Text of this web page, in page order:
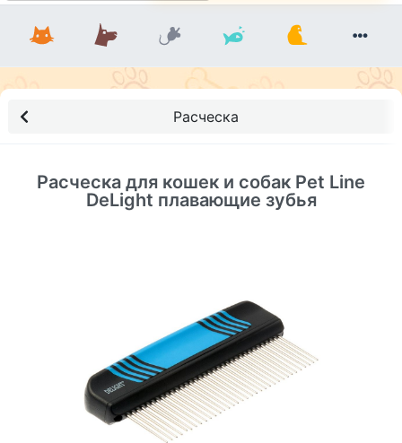
Расческа
Расческа для кошек и собак Pet Line
DeLight плавающие зубья